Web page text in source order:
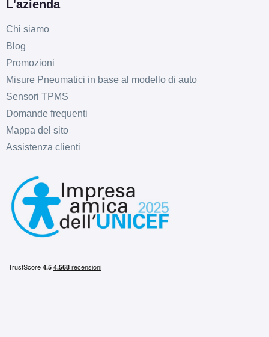
L'azienda
Chi siamo
Blog
Promozioni
Misure Pneumatici in base al modello di auto
Sensori TPMS
Domande frequenti
Mappa del sito
Assistenza clienti